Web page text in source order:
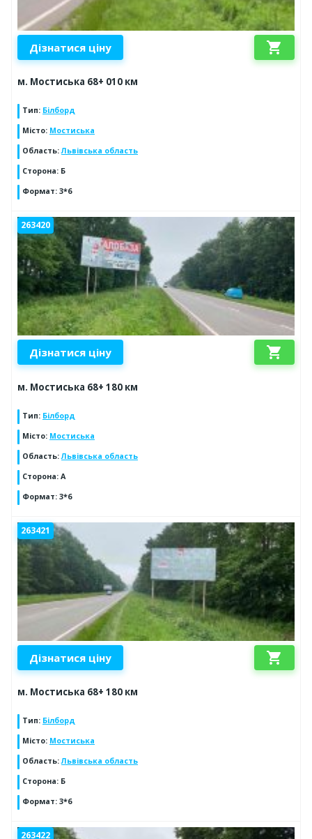
Дізнатися ціну shopping_cart
м. Мостиська 68+ 010 км
Тип: Білборд
Місто: Мостиська
Область:Львівська область
Сторона: Б
Формат: 3*6
263420
Дізнатися ціну shopping_cart
м. Мостиська 68+ 180 км
Тип: Білборд
Місто: Мостиська
Область:Львівська область
Сторона: А
Формат: 3*6
263421
Дізнатися ціну shopping_cart
м. Мостиська 68+ 180 км
Тип: Білборд
Місто: Мостиська
Область:Львівська область
Сторона: Б
Формат: 3*6
263422